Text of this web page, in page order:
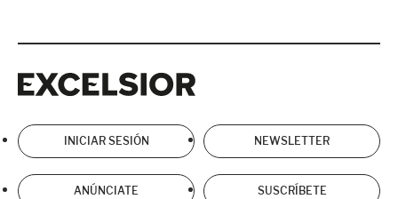
INICIAR SESIÓN NEWSLETTER
ANÚNCIATE SUSCRÍBETE